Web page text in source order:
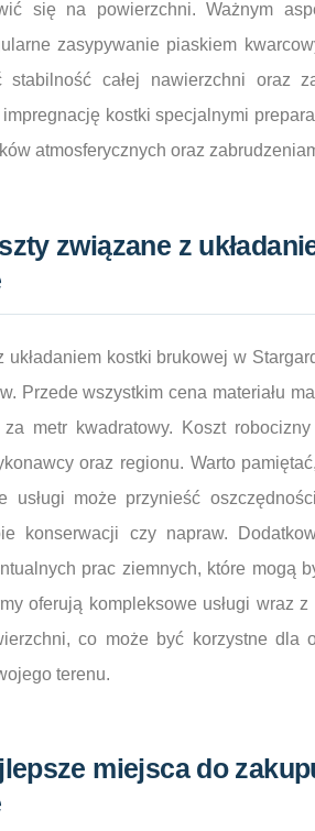
się na powierzchni. Ważnym
zasypywanie piaskiem
stabilność całej nawierzchni oraz
kostki specjalnymi
atmosferycznych oraz
związane z
układaniem kostki brukowej w
Przede wszystkim cena materiału
metr kwadratowy. Koszt
oraz regionu. Warto
usługi może przynieść
konserwacji czy napraw.
prac ziemnych, które mogą
oferują kompleksowe usługi wraz
co może być korzystne dla
terenu.
miejsca do